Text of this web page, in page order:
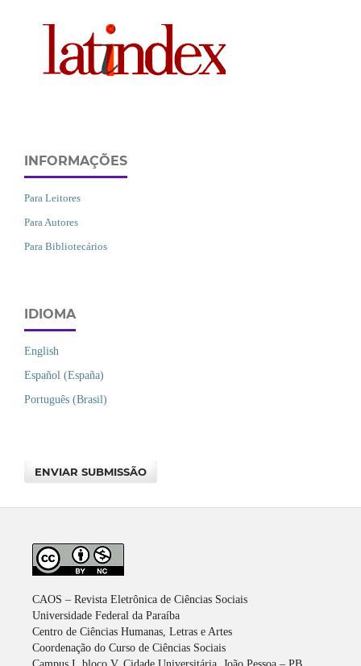
INFORMAÇÕES
Para Leitores
Para Autores
Para Bibliotecários
IDIOMA
English
Español (España)
Português (Brasil)
ENVIAR SUBMISSÃO
CAOS – Revista Eletrônica de Ciências Sociais
Universidade Federal da Paraíba
Centro de Ciências Humanas, Letras e Artes
Coordenação do Curso de Ciências Sociais